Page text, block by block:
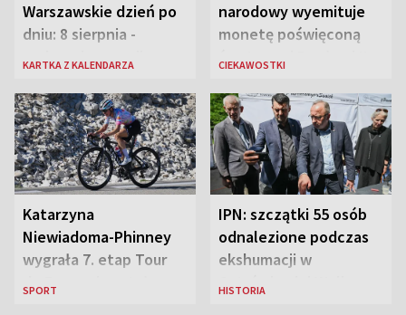
Warszawskie dzień po
dniu: 8 sierpnia -
rozbrzmiewa radio
„Antka Rozpylacza”
KARTKA Z KALENDARZA
narodowy wyemituje
monetę poświęconą
św. Janowi Pawłowi II
CIEKAWOSTKI
Katarzyna
Niewiadoma-Phinney
wygrała 7. etap Tour
de France i została
SPORT
IPN: szczątki 55 osób
odnalezione podczas
ekshumacji w
Ostrówkach i Woli
HISTORIA